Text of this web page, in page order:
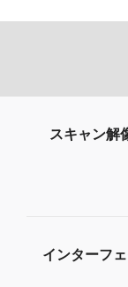
スキャン解
インターフ